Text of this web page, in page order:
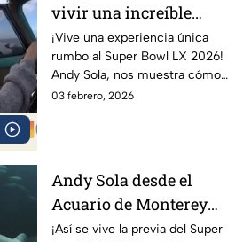
vivir una increíble
experiencia en un Bel
Air 1954 | Sola al Super
Bowl
¡Vive una experiencia única
rumbo al Super Bowl LX 2026!
Andy Sola, nos muestra cómo
se vive la previa del Super
03 febrero, 2026
Andy Sola desde el
Acuario de Monterey
rumbo al Super Bowl |
¡Así se vive la previa del Super